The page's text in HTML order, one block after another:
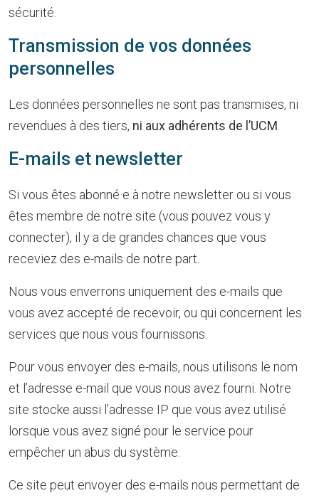
sécurité.
Transmission de vos données
personnelles
Les données personnelles ne sont pas transmises, ni
revendues à des tiers, ni aux adhérents de l’UCM.
E-mails et newsletter
Si vous êtes abonné·e à notre newsletter ou si vous
êtes membre de notre site (vous pouvez vous y
connecter), il y a de grandes chances que vous
receviez des e-mails de notre part.
Nous vous enverrons uniquement des e-mails que
vous avez accepté de recevoir, ou qui concernent les
services que nous vous fournissons.
Pour vous envoyer des e-mails, nous utilisons le nom
et l’adresse e-mail que vous nous avez fourni. Notre
site stocke aussi l’adresse IP que vous avez utilisé
lorsque vous avez signé pour le service pour
empêcher un abus du système.
Ce site peut envoyer des e-mails nous permettant de